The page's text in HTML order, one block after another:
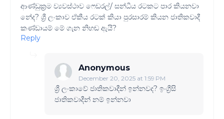
ආණ්ඩුක්‍රම ව්‍යවස්ථාව ෆෙඩරල්/ සන්ධීය රටකට පාර කියනවා
නේද? ශ්‍රී ලංකාව ඒකීය රටක් කියා පුරසාරම් කියන ජාතිකවාදී
කණ්ඩායම් මේ ගැන නිහඬ ඇයි?
Reply
Anonymous
December 20, 2025 at 1:59 PM
ශ්‍රී ලංකාවේ ජාතිකවාදීන් ඉන්නවද? ඉංග්‍රීසි
ජාතිකවාදීන් නම් ඉන්නවා